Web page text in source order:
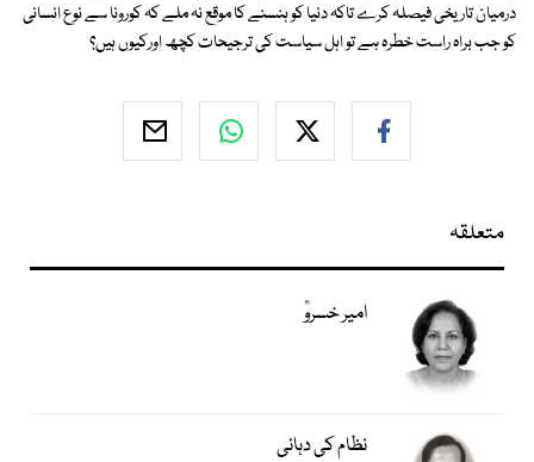
درمیان تاریخی فیصلہ کرے تاکہ دنیا کو ہنسنے کا موقع نہ ملے کہ کورونا سے نوع انسانی
کو جب براہ راست خطرہ ہے تو اہل سیاست کی ترجیحات کچھ اورکیوں ہیں؟
متعلقہ
امیر خسروؒ
نظام کی دہائی